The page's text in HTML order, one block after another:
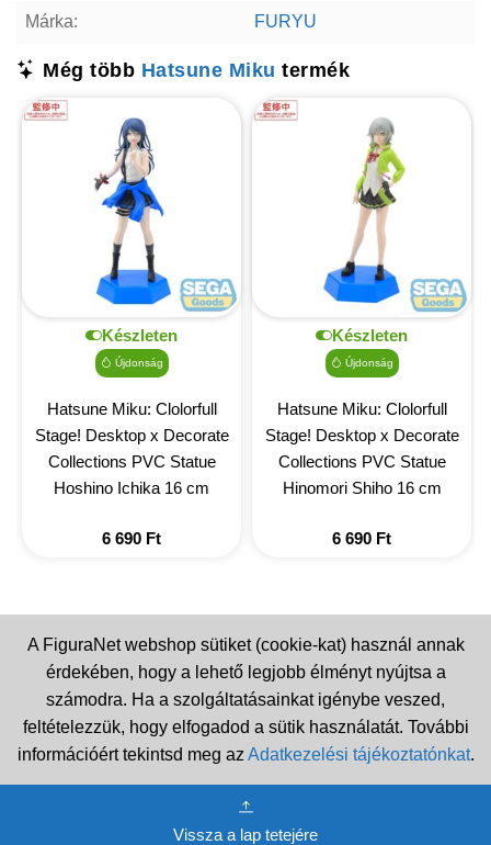
Márka: FURYU
Még több Hatsune Miku termék
Készleten
Újdonság
Hatsune Miku: Clolorfull
Stage! Desktop x Decorate
Collections PVC Statue
Hoshino Ichika 16 cm
6 690 Ft
Készleten
Újdonság
Hatsune Miku: Clolorfull
Stage! Desktop x Decorate
Collections PVC Statue
Hinomori Shiho 16 cm
6 690 Ft
A FiguraNet webshop sütiket (cookie-kat) használ annak
érdekében, hogy a lehető legjobb élményt nyújtsa a
számodra. Ha a szolgáltatásainkat igénybe veszed,
feltételezzük, hogy elfogadod a sütik használatát. További
információért tekintsd meg az Adatkezelési tájékoztatónkat.
Vissza a lap tetejére